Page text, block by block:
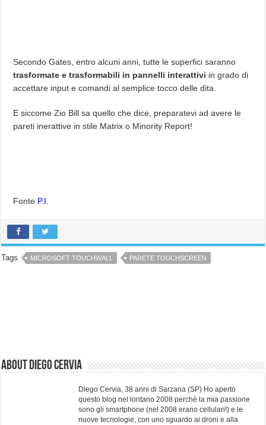
Secondo Gates, entro alcuni anni, tutte le superfici saranno
trasformate e trasformabili in pannelli interattivi in grado di
accettare input e comandi al semplice tocco delle dita.
E siccome Zio Bill sa quello che dice, preparatevi ad avere le
pareti inerattive in stile Matrix o Minority Report!
Fonte P.I.
Tags MICROSOFT TOUCHWALL PARETE TOUCHSCREEN
About Diego Cervia
Diego Cervia, 38 anni di Sarzana (SP) Ho aperto
questo blog nel lontano 2008 perchè la mia passione
sono gli smartphone (nel 2008 erano cellulari!) e le
nuove tecnologie, con uno sguardo ai droni e alla